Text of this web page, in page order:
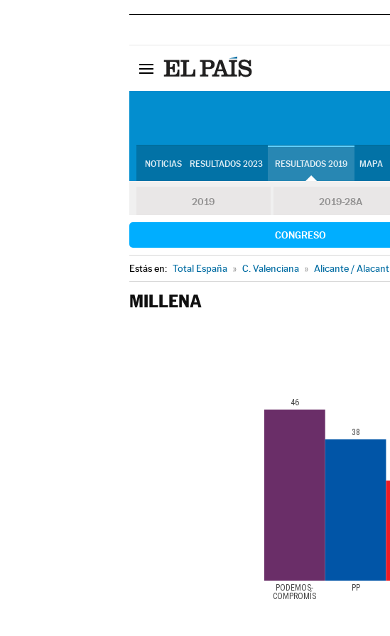
NOTICIAS RESULTADOS 2023 RESULTADOS 2019 MAPA
2019 2019-28A
CONGRESO
Estás en: Total España » C. Valenciana » Alicante / Alacant
MILLENA
PODEMOS-
COMPROMÍS
PP
46
38